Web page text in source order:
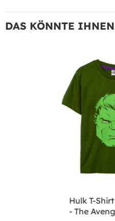
DAS KÖNNTE
Hulk T-
- The